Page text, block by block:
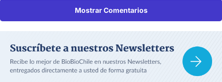
Mostrar Comentarios